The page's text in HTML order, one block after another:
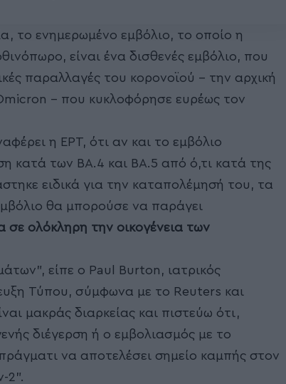
το ενημερωμένο εμβόλιο, το οποίο η
είναι ένα δισθενές εμβόλιο, που
παραλλαγές του κορονοϊού – την αρχική
– που κυκλοφόρησε ευρέως τον
η ΕΡΤ, ότι αν και το εμβόλιο
κατά των BA.4 και BA.5 από ό,τι κατά της
ειδικά για την καταπολέμησή του, τα
θα μπορούσε να παράγει
ολόκληρη την οικογένεια των
είπε ο Paul Burton, ιατρικός
Τύπου, σύμφωνα με το Reuters και
μακράς διαρκείας και πιστεύω ότι,
διέγερση ή ο εμβολιασμός με το
να αποτελέσει σημείο καμπής στον
2”.